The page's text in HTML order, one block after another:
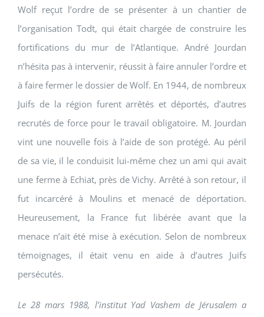
Wolf reçut l’ordre de se présenter à un chantier de
l’organisation Todt, qui était chargée de construire les
fortifications du mur de l’Atlantique. André Jourdan
n’hésita pas à intervenir, réussit à faire annuler l’ordre et
à faire fermer le dossier de Wolf. En 1944, de nombreux
Juifs de la région furent arrêtés et déportés, d’autres
recrutés de force pour le travail obligatoire. M. Jourdan
vint une nouvelle fois à l’aide de son protégé. Au péril
de sa vie, il le conduisit lui-même chez un ami qui avait
une ferme à Echiat, près de Vichy. Arrêté à son retour, il
fut incarcéré à Moulins et menacé de déportation.
Heureusement, la France fut libérée avant que la
menace n’ait été mise à exécution. Selon de nombreux
témoignages, il était venu en aide à d’autres Juifs
persécutés.
Le 28 mars 1988, l’institut Yad Vashem de Jérusalem a